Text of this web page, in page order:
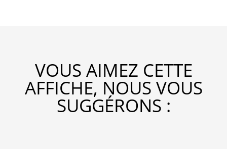
VOUS AIMEZ CETTE
AFFICHE, NOUS VOUS
SUGGÉRONS :